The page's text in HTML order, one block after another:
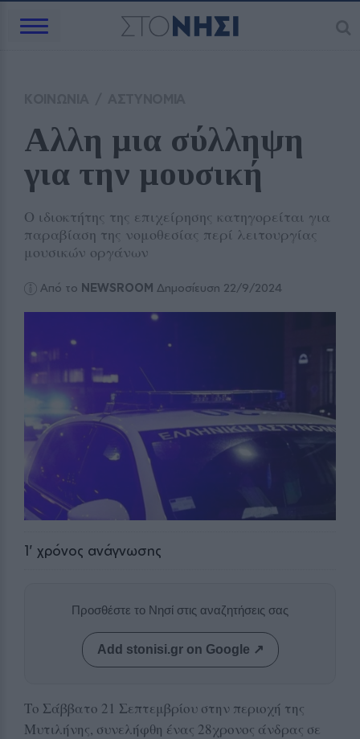
Αλλη μια σύλληψη
για την μουσική
Ο ιδιοκτήτης της επιχείρησης κατηγορείται για
παραβίαση της νομοθεσίας περί λειτουργίας
μουσικών οργάνων
Από το NEWSROOM Δημοσίευση 22/9/2024
1' χρόνος ανάγνωσης
Προσθέστε το Νησί στις αναζητήσεις σας
Add stonisi.gr on Google ↗
Το Σάββατο 21 Σεπτεμβρίου στην περιοχή της
Μυτιλήνης, συνελήφθη ένας 28χρονος άνδρας σε